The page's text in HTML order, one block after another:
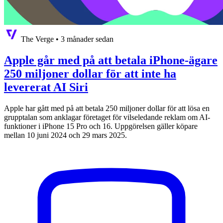
The Verge • 3 månader sedan
Apple går med på att betala iPhone-ägare
250 miljoner dollar för att inte ha
levererat AI Siri
Apple har gått med på att betala 250 miljoner dollar för att lösa en
grupptalan som anklagar företaget för vilseledande reklam om AI-
funktioner i iPhone 15 Pro och 16. Uppgörelsen gäller köpare
mellan 10 juni 2024 och 29 mars 2025.